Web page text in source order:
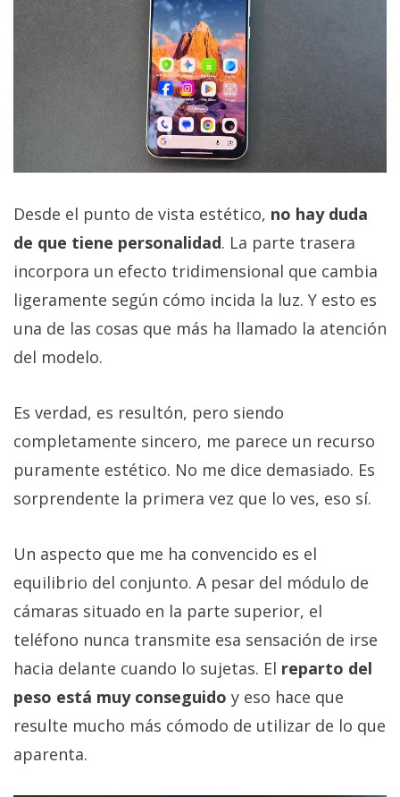
Desde el punto de vista estético, no hay duda
de que tiene personalidad. La parte trasera
incorpora un efecto tridimensional que cambia
ligeramente según cómo incida la luz. Y esto es
una de las cosas que más ha llamado la atención
del modelo.
Es verdad, es resultón, pero siendo
completamente sincero, me parece un recurso
puramente estético. No me dice demasiado. Es
sorprendente la primera vez que lo ves, eso sí.
Un aspecto que me ha convencido es el
equilibrio del conjunto. A pesar del módulo de
cámaras situado en la parte superior, el
teléfono nunca transmite esa sensación de irse
hacia delante cuando lo sujetas. El reparto del
peso está muy conseguido y eso hace que
resulte mucho más cómodo de utilizar de lo que
aparenta.